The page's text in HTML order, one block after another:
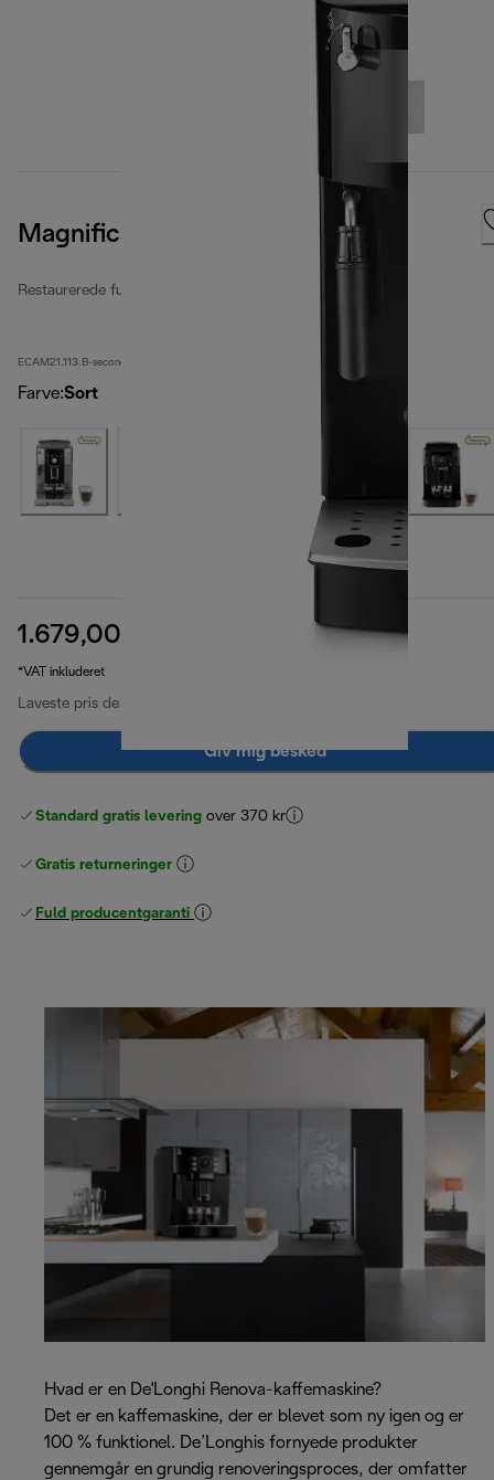
Magnifica S
Restaurerede fuldautomatiske kaffemaskiner
ECAM21.113.B-second
Farve:Sort
1.679,00 kr. oprindelig pris 2.599,00 kr.
*VAT inkluderet
Laveste pris de sidste 30 dage
Giv mig besked
Standard gratis levering over 370 kr
Gratis returneringer
Fuld producentgaranti
Hvad er en De'Longhi Renova-kaffemaskine?
Det er en kaffemaskine, der er blevet som ny igen og er
100 % funktionel. De’Longhis fornyede produkter
gennemgår en grundig renoveringsproces, der omfatter